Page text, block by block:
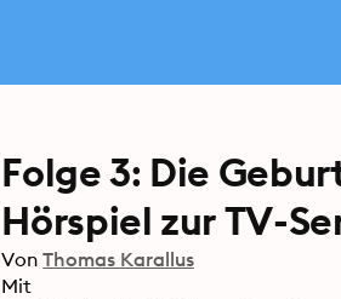
Folge 3: Die
Hörspiel zur TV-
Von Thomas Karallus
Mit